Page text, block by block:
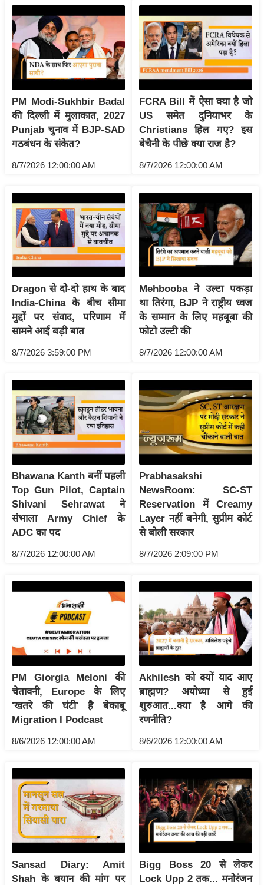
g
N
e
w
s
इ
फ
स्टा
इ
ल
क्नॉ
लॉ
जी
ब्यू
टी
/
फै
श
न
घ
रे
स्खे
प
र्य
ट
न
स्थ
ल
फि
ट
स
त्रा
न
शि
प
रा
ज
ति
वि
श्ले
स
म
सा
म
PM Modi-Sukhbir Badal
की दिल्ली में मुलाकात, 2027
Punjab चुनाव में BJP-SAD
गठबंधन के संकेत?
8/7/2026 12:00:00 AM
FCRA Bill में ऐसा क्या है जो
US समेत दुनियाभर के
Christians हिल गए? इस
बेचैनी के पीछे क्या राज है?
8/7/2026 12:00:00 AM
Dragon से दो-दो हाथ के बाद
India-China के बीच सीमा
मुद्दों पर संवाद, परिणाम में
सामने आई बड़ी बात
8/7/2026 3:59:00 PM
Mehbooba ने उल्टा पकड़ा
था तिरंगा, BJP ने राष्ट्रीय ध्वज
के सम्मान के लिए महबूबा की
फोटो उल्टी की
8/7/2026 12:00:00 AM
Bhawana Kanth बनीं पहली
Top Gun Pilot, Captain
Shivani Sehrawat ने
संभाला Army Chief के
ADC का पद
8/7/2026 12:00:00 AM
Prabhasakshi
NewsRoom: SC-ST
Reservation में Creamy
Layer नहीं बनेगी, सुप्रीम कोर्ट
से बोली सरकार
8/7/2026 2:09:00 PM
PM Giorgia Meloni की
चेतावनी, Europe के लिए
'खतरे की घंटी' है बेकाबू
Migration I Podcast
8/6/2026 12:00:00 AM
Akhilesh को क्यों याद आए
ब्राह्मण? अयोध्या से हुई
शुरुआत...क्या है आगे की
रणनीति?
8/6/2026 12:00:00 AM
Sansad Diary: Amit
Shah के बयान की मांग पर
Bigg Boss 20 से लेकर
Lock Upp 2 तक... मनोरंजन